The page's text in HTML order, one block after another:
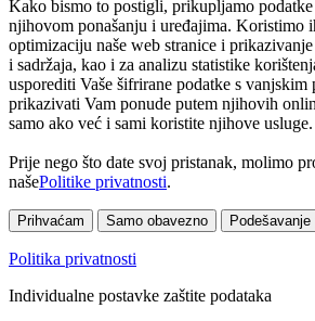
Kako bismo to postigli, prikupljamo
njihovom ponašanju i uređajima. Koristimo
optimizaciju naše web stranice i
i sadržaja, kao i za analizu statistike
usporediti Vaše šifrirane podatke s vanjskim
prikazivati Vam ponude putem njihovih
samo ako već i sami koristite njihove usluge.
Prije nego što date svoj pristanak, molimo
našePolitike privatnosti.
Prihvaćam Samo obavezno
Politika privatnosti
Individualne postavke zaštite podataka